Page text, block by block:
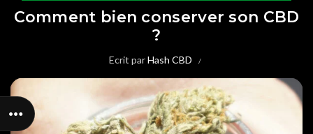
Comment bien conserver son CBD
?
Ecrit parHash CBD